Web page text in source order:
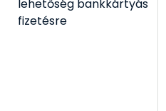
lehetőség bankkártyás
fizetésre